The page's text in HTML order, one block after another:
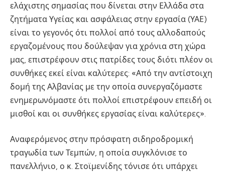
ελάχιστης σημασίας που δίνεται στην Ελλάδα στα
ζητήματα Υγείας και ασφάλειας στην εργασία (ΥΑΕ)
είναι το γεγονός ότι πολλοί από τους αλλοδαπούς
εργαζομένους που δούλεψαν για χρόνια στη χώρα
μας, επιστρέφουν στις πατρίδες τους διότι πλέον οι
συνθήκες εκεί είναι καλύτερες: «Από την αντίστοιχη
δομή της Αλβανίας με την οποία συνεργαζόμαστε
ενημερωνόμαστε ότι πολλοί επιστρέφουν επειδή οι
μισθοί και οι συνθήκες εργασίας είναι καλύτερες».
Αναφερόμενος στην πρόσφατη σιδηροδρομική
τραγωδία των Τεμπών, η οποία συγκλόνισε το
πανελλήνιο, ο κ. Στοϊμενίδης τόνισε ότι υπάρχει